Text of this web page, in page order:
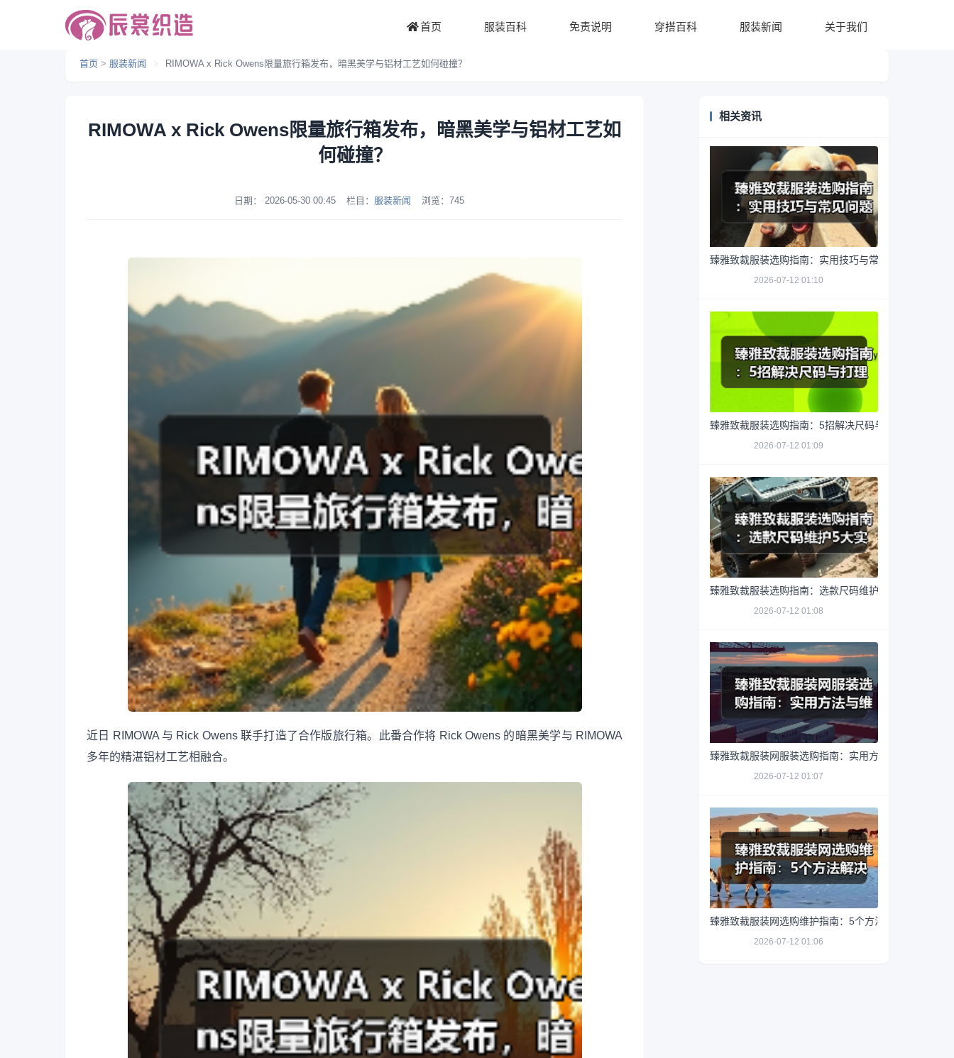
首页 服装百科 免责说明 穿搭百科 服装新闻 关于我们
首页 > 服装新闻 > RIMOWA x Rick Owens限量旅行箱发布，暗黑美学与铝材工艺如何碰撞？
RIMOWA x Rick Owens限量旅行箱发布，暗黑美学与铝材工艺如
何碰撞？
日期： 2026-05-30 00:45 栏目： 服装新闻 浏览： 745
近日 RIMOWA 与 Rick Owens 联手打造了合作版旅行箱。此番合作将 Rick Owens 的暗黑美学与 RIMOWA
多年的精湛铝材工艺相融合。
相关资讯
臻雅致裁服装选购指南：实用技巧与常见问题解析
2026-07-12 01:10
臻雅致裁服装选购指南：5招解决尺码与打理难题
2026-07-12 01:09
臻雅致裁服装选购指南：选款尺码维护5大实用方法
2026-07-12 01:08
臻雅致裁服装网服装选购指南：实用方法与维护技巧
2026-07-12 01:07
臻雅致裁服装网选购维护指南：5个方法解决网购踩坑
2026-07-12 01:06